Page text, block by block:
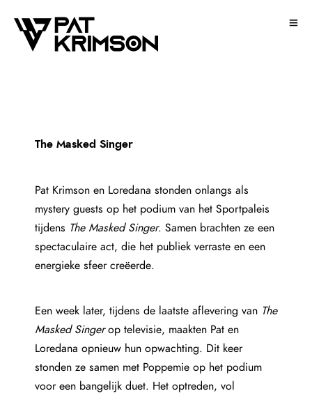
The Masked Singer
Pat Krimson en Loredana stonden onlangs als
mystery guests op het podium van het Sportpaleis
tijdens The Masked Singer. Samen brachten ze een
spectaculaire act, die het publiek verraste en een
energieke sfeer creëerde.
Een week later, tijdens de laatste aflevering van The
Masked Singerop televisie, maakten Pat en
Loredana opnieuw hun opwachting. Dit keer
stonden ze samen met Poppemie op het podium
voor een bangelijk duet. Het optreden, vol